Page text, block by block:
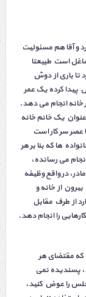
و آقا هم مسئولیت
است طبیعتا
تا باری از دوش
پیدا کرده یک عمر
خانه انجام می دهد.
یک خانم خانه
سر کار است
ها که بنا بر هر
می رسانده،
در واقع وظیفه
از خانه و
از طرف مقابل
را انجام دهد.
مقتضای هر
پسندیده نمی
را عوض کنید،